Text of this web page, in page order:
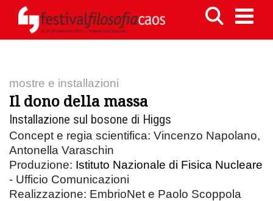
mostre e installazioni
Il dono della massa
Installazione sul bosone di Higgs
Concept e regia scientifica: Vincenzo Napolano,
Antonella Varaschin
Produzione: Istituto Nazionale di Fisica Nucleare
- Ufficio Comunicazioni
Realizzazione: EmbrioNet e Paolo Scoppola